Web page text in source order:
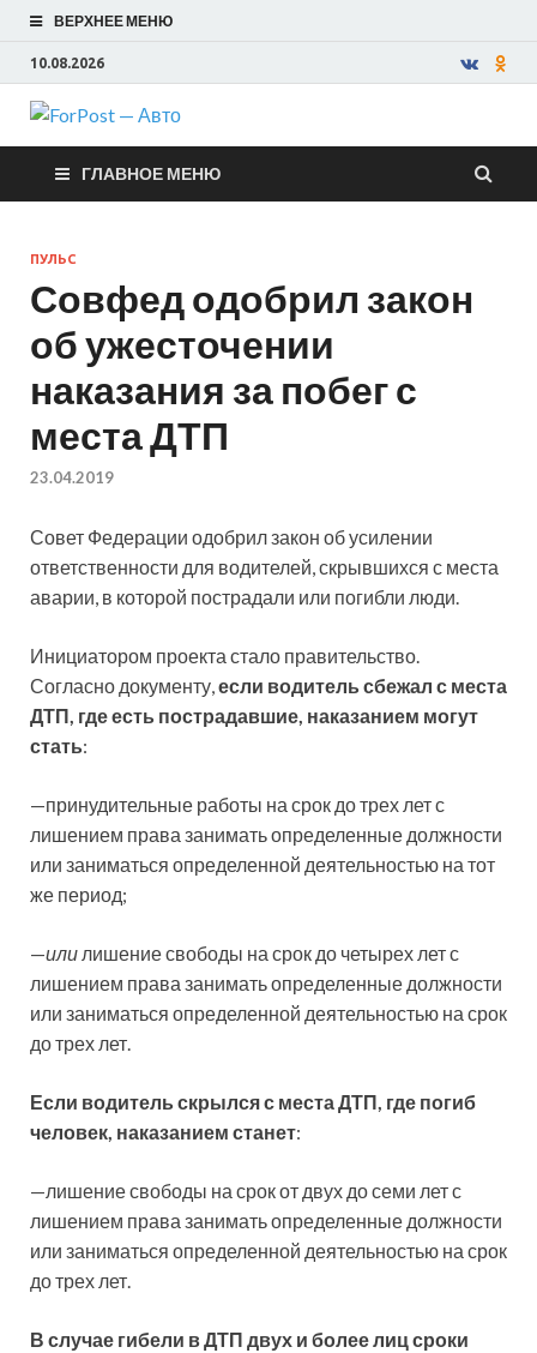
ВЕРХНЕЕ МЕНЮ
10.08.2026
ForPost —
Авто
ГЛАВНОЕ МЕНЮ
ПУЛЬС
Совфед одобрил закон
об ужесточении
наказания за побег с
места ДТП
23.04.2019
Совет Федерации одобрил закон об усилении
ответственности для водителей, скрывшихся с места
аварии, в которой пострадали или погибли люди.
Инициатором проекта стало правительство.
Согласно документу,если водитель сбежал с места
ДТП, где есть пострадавшие, наказанием могут
стать:
—принудительные работы на срок до трех лет с
лишением права занимать определенные должности
или заниматься определенной деятельностью на тот
же период;
—или лишение свободы на срок до четырех лет с
лишением права занимать определенные должности
или заниматься определенной деятельностью на срок
до трех лет.
Если водитель скрылся с места ДТП, где погиб
человек, наказанием станет:
—лишение свободы на срок от двух до семи лет с
лишением права занимать определенные должности
или заниматься определенной деятельностью на срок
до трех лет.
В случае гибели в ДТП двух и более лиц сроки